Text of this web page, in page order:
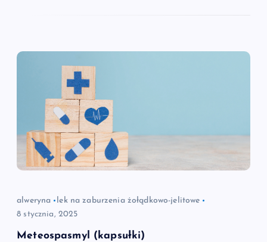
alweryna
lek na zaburzenia żołądkowo-jelitowe
8 stycznia, 2025
Meteospasmyl (kapsułki)